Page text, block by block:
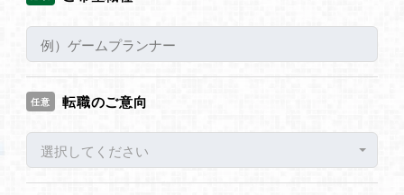
任意 転職のご意向
選択してください